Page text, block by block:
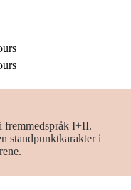
I+II.
standpunktkarakter i